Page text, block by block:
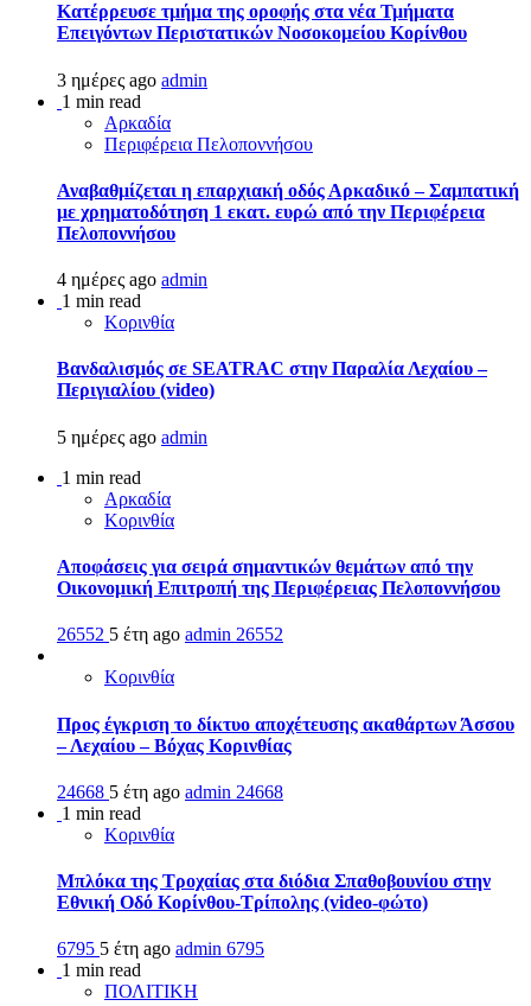
Kατέρρευσε τμήμα της οροφής στα νέα Τμήματα
Επειγόντων Περιστατικών Νοσοκομείου Κορίνθου
3 ημέρες ago admin
1 min read
Αρκαδία
Περιφέρεια Πελοποννήσου
Αναβαθμίζεται η επαρχιακή οδός Αρκαδικό – Σαμπατική
με χρηματοδότηση 1 εκατ. ευρώ από την Περιφέρεια
Πελοποννήσου
4 ημέρες ago admin
1 min read
Κορινθία
Βανδαλισμός σε SEATRAC στην Παραλία Λεχαίου –
Περιγιαλίου (video)
5 ημέρες ago admin
1 min read
Αρκαδία
Κορινθία
Αποφάσεις για σειρά σημαντικών θεμάτων από την
Οικονομική Επιτροπή της Περιφέρειας Πελοποννήσου
26552 5 έτη ago admin 26552
Κορινθία
Προς έγκριση το δίκτυο αποχέτευσης ακαθάρτων Άσσου
– Λεχαίου – Βόχας Κορινθίας
24668 5 έτη ago admin 24668
1 min read
Κορινθία
Μπλόκα της Τροχαίας στα διόδια Σπαθοβουνίου στην
Εθνική Οδό Κορίνθου-Τρίπολης (video-φώτο)
6795 5 έτη ago admin 6795
1 min read
ΠΟΛΙΤΙΚΗ